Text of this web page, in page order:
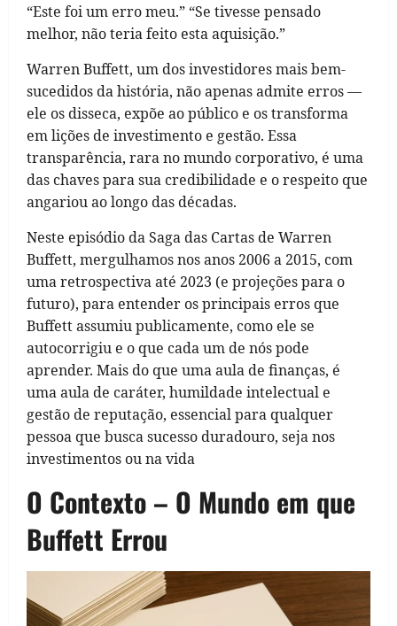
“Este foi um erro meu.” “Se tivesse pensado
melhor, não teria feito esta aquisição.”
Warren Buffett, um dos investidores mais bem-
sucedidos da história, não apenas admite erros —
ele os disseca, expõe ao público e os transforma
em lições de investimento e gestão. Essa
transparência, rara no mundo corporativo, é uma
das chaves para sua credibilidade e o respeito que
angariou ao longo das décadas.
Neste episódio da Saga das Cartas de Warren
Buffett, mergulhamos nos anos 2006 a 2015, com
uma retrospectiva até 2023 (e projeções para o
futuro), para entender os principais erros que
Buffett assumiu publicamente, como ele se
autocorrigiu e o que cada um de nós pode
aprender. Mais do que uma aula de finanças, é
uma aula de caráter, humildade intelectual e
gestão de reputação, essencial para qualquer
pessoa que busca sucesso duradouro, seja nos
investimentos ou na vida
O Contexto – O Mundo em que
Buffett Errou